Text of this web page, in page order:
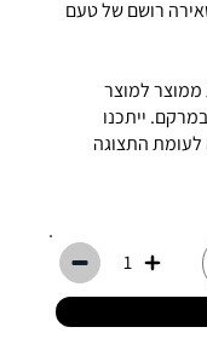
רושם של טעם
למוצר
ייתכנו
לעומת התצוגה
1